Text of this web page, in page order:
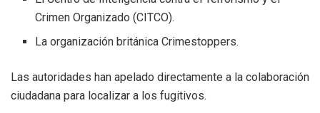
Crimen Organizado (CITCO).
La organización británica Crimestoppers.
Las autoridades han apelado directamente a la colaboración
ciudadana para localizar a los fugitivos.